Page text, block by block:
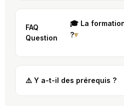
label
1FAQ
FAQ
Question
FAQ
🎓 La
?▾
FAQ
Question
⚠️ Y a-t-il des prérequis ?